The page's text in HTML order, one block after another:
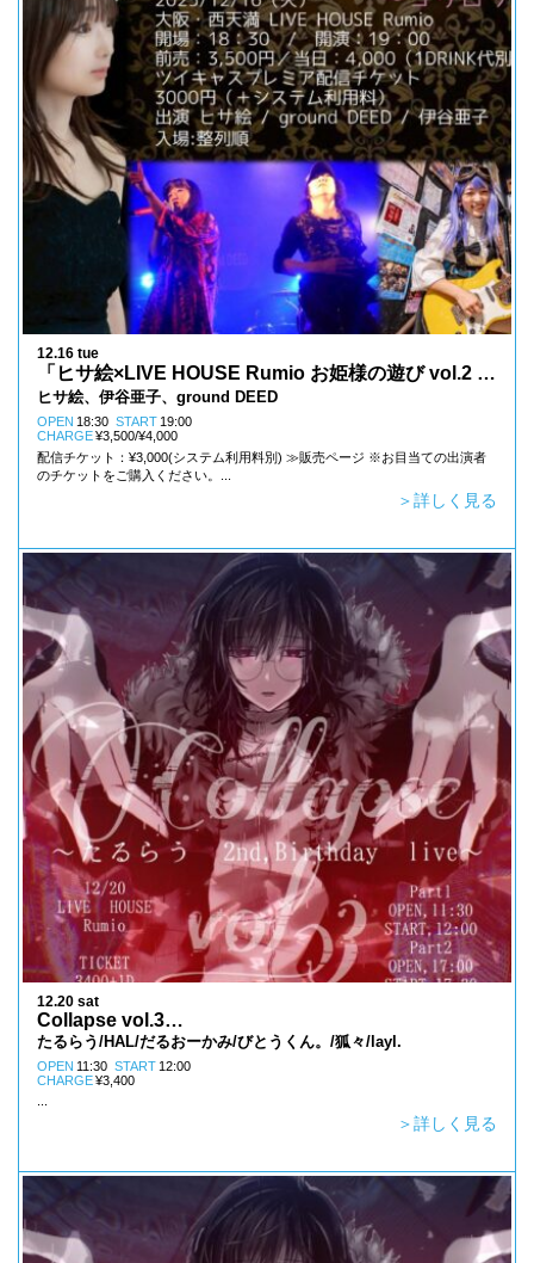
12.16 tue
「ヒサ絵×LIVE HOUSE Rumio お姫様の遊び vol.2 ～
ゴリロック～ 」
ヒサ絵、伊谷亜子、ground DEED
OPEN 18:30 START 19:00
CHARGE¥3,500/¥4,000
配信チケット：¥3,000(システム利用料別) ≫販売ページ ※お目当ての出演者
のチケットをご購入ください。...
＞詳しく見る
12.20 sat
Collapse vol.3
〜たるらう 2nd Birthday live〜 1部
たるらう/HAL/だるおーかみ/びとうくん。/狐々/layl.
OPEN 11:30 START12:00
CHARGE¥3,400
...
＞詳しく見る